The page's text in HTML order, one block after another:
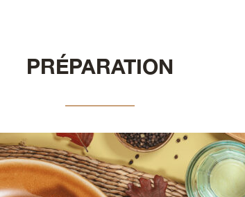
PRÉPARATION